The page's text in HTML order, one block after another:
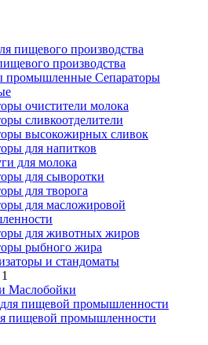
производства
Сепараторы
очистители молока
сливкоотделители
высокожирных сливок
для напитков
для молока
для сыворотки
для творога
для масложировой
для животных жиров
рыбного жира
и стандоматы
Маслобойки
пищевой промышленности